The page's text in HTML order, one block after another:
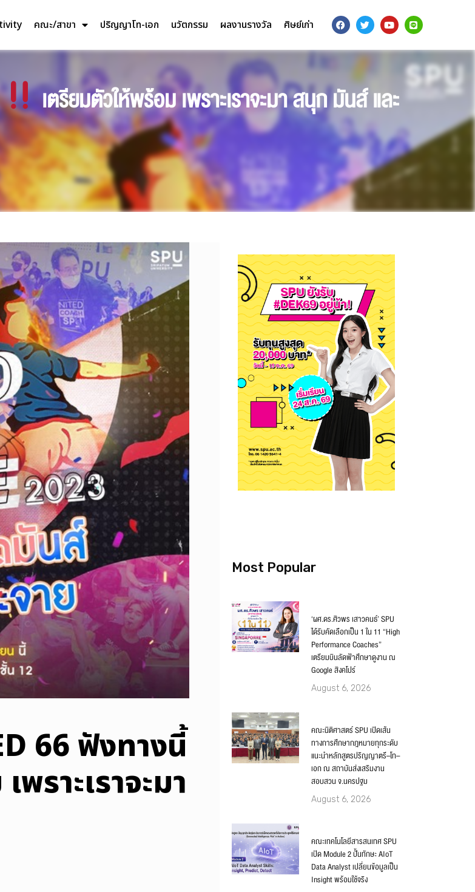
คณะ/สาขา ปริญญาโท-เอก นวัตกรรม ผลงานรางวัล ศิษย์เก่า
เตรียมตัวให้พร้อม เพราะเราจะมา สนุก มันส์ และ
66 ฟังทางนี้
ราะเราจะมา
Most Popular
‘ผศ.ดร.ศิวพร เสาวคนธ์’ SPU
ได้รับคัดเลือกเป็น 1 ใน 11 “High
Performance Coaches”
เตรียมบินลัดฟ้าศึกษาดูงาน ณ
Google สิงคโปร์
August 6, 2026
คณะนิติศาสตร์ SPU เปิดเส้น
ทางการศึกษากฎหมายทุกระดับ
แนะนำหลักสูตรปริญญาตรี–โท–
เอก ณ สถาบันส่งเสริมงาน
สอบสวน จ.นครปฐม
August 6, 2026
คณะเทคโนโลยีสารสนเทศ SPU
เปิด Module 2 ปั้นทักษะ AIoT
Data Analyst เปลี่ยนข้อมูลเป็น
Insight พร้อมใช้จริง